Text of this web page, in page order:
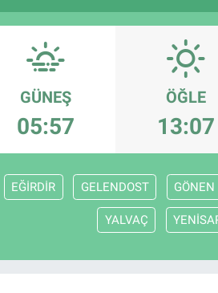
GÜNEŞ
05:57
ÖĞLE
13:07
EĞİRDİR GELENDOST GÖNEN
YALVAÇ